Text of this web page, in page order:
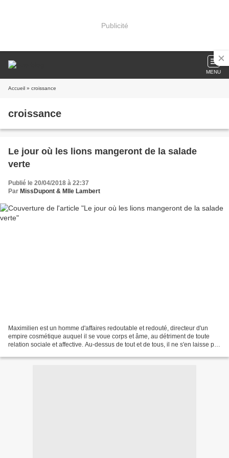
Publicité
MENU
Accueil » croissance
croissance
Le jour où les lions mangeront de la salade
verte
Publié le 20/04/2018 à 22:37
Par MissDupont & Mlle Lambert
Maximilien est un homme d'affaires redoutable et redouté, directeur d'un
empire cosmétique auquel il se voue corps et âme, au détriment de toute
relation sociale et affective. Au-dessus de tout et de tous, il ne s'en laisse pas